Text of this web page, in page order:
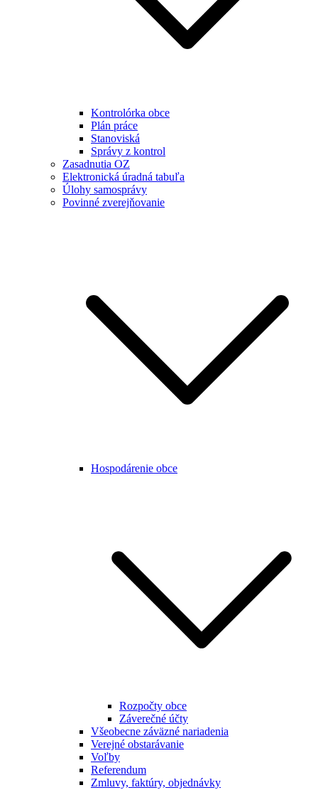
Kontrolórka obce
Plán práce
Stanoviská
Správy z kontrol
Zasadnutia OZ
Elektronická úradná tabuľa
Úlohy samosprávy
Povinné zverejňovanie
Hospodárenie obce
Rozpočty obce
Záverečné účty
Všeobecne záväzné nariadenia
Verejné obstarávanie
Voľby
Referendum
Zmluvy, faktúry, objednávky